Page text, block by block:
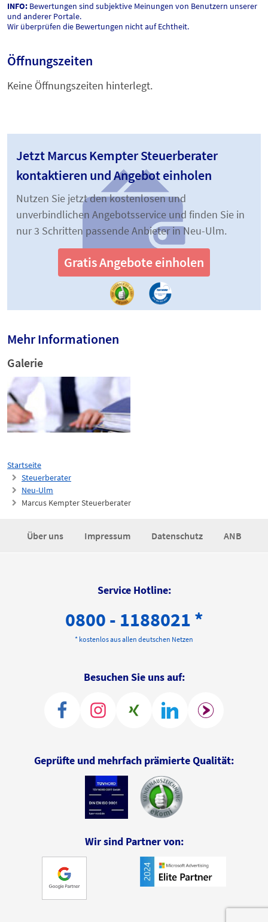
Startseite
Steuerberater
Neu-Ulm
Marcus Kempter Steuerberater
INFO: Bewertungen sind subjektive Meinungen von Benutzern unserer
und anderer Portale.
Wir überprüfen die Bewertungen nicht auf Echtheit.
Öffnungszeiten
Keine Öffnungszeiten hinterlegt.
Jetzt Marcus Kempter Steuerberater
kontaktieren und Angebot einholen
Nutzen Sie jetzt den kostenlosen und
unverbindlichen Angebotsservice und finden Sie in
nur 3 Schritten passende Anbieter in Neu-Ulm.
Gratis Angebote einholen
Mehr Informationen
Galerie
Über uns Impressum Datenschutz ANB
Service Hotline:
0800 - 1188021 *
* kostenlos aus allen deutschen Netzen
Besuchen Sie uns auf:
Geprüfte und mehrfach prämierte Qualität:
Wir sind Partner von: